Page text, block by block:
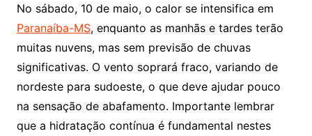
No sábado, 10 de maio, o calor se intensifica em
Paranaíba-MS, enquanto as manhãs e tardes terão
muitas nuvens, mas sem previsão de chuvas
significativas. O vento soprará fraco, variando de
nordeste para sudoeste, o que deve ajudar pouco
na sensação de abafamento. Importante lembrar
que a hidratação contínua é fundamental nestes